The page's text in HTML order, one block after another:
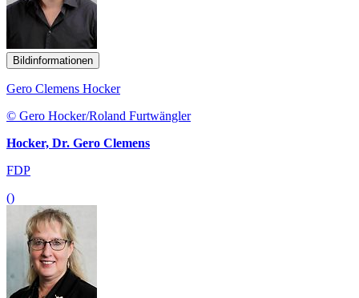
Bildinformationen
Gero Clemens Hocker
© Gero Hocker/Roland Furtwängler
Hocker, Dr. Gero Clemens
FDP
()